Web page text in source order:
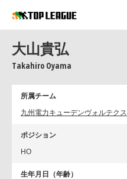
コラム
大山貴弘
Takahiro Oyama
所属チーム
九州電力キューデンヴォルテクス
ポジション
HO
生年月日（年齢）